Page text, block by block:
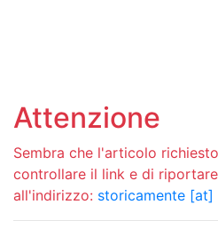
Attenzione
Sembra che l'articolo
controllare il link e di
all'indirizzo: storicamente